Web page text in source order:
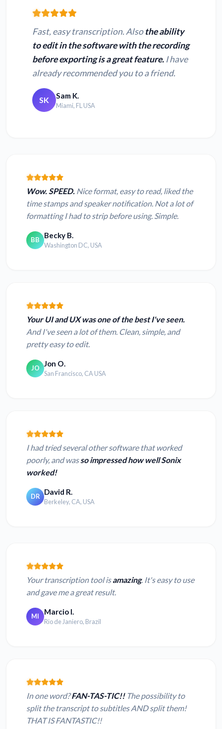
Fast, easy transcription. Alsothe ability
to edit in the software with the recording
before exporting is a great feature. I have
already recommended you to a friend.
SK Sam K.
Miami, FL USA
Wow. SPEED. Nice format, easy to read, liked the
time stamps and speaker notification. Not a lot of
formatting I had to strip before using. Simple.
BB Becky B.
Washington DC, USA
Your UI and UX was one of the best I've seen.
And I've seen a lot of them. Clean, simple, and
pretty easy to edit.
JO Jon O.
San Francisco, CA USA
I had tried several other software that worked
poorly, and wasso impressed how well Sonix
worked!
DR David R.
Berkeley, CA, USA
Your transcription tool isamazing. It's easy to use
and gave me a great result.
MI Marcio I.
Rio de Janiero, Brazil
In one word?FAN-TAS-TIC!!The possibility to
split the transcript to subtitles AND split them!
THAT IS FANTASTIC!!